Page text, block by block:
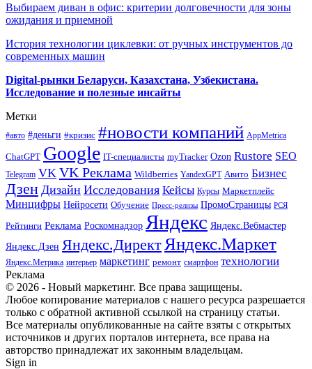
Выбираем диван в офис: критерии долговечности для зоны
ожидания и приемной
История технологии циклевки: от ручных инструментов до
современных машин
Digital-рынки Беларуси, Казахстана, Узбекистана.
Исследование и полезные инсайты
Метки
#авто #деньги #кризис #новости компаний AppMetrica
ChatGPT Google IT-специалисты myTracker Ozon Rustore SEO
Telegram VK VK Реклама Wildberries YandexGPT Авито Бизнес
Дзен Дизайн Исследования Кейсы Курсы Маркетплейс
Минцифры Нейросети Обучение Пресс-релизы ПромоСтраницы РСЯ
Рейтинги Реклама Роскомнадзор Яндекс Яндекс.Вебмастер
Яндекс.Дзен Яндекс.ДиректЯндекс.Маркет
Яндекс.Метрика интерьер маркетинг ремонт смартфон технологии
Реклама
© 2026 - Новый маркетинг. Все права защищены.
Любое копирование материалов с нашего ресурса разрешается
только с обратной активной ссылкой на страницу статьи.
Все материалы опубликованные на сайте взяты с открытых
источников и других порталов интернета, все права на
авторство принадлежат их законным владельцам.
Sign in